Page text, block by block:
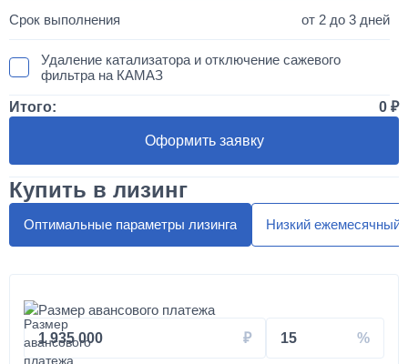
от 2 до 3 дней
Удаление катализатора и отключение сажевого
фильтра на КАМАЗ
50 000
Установка двухместного спальника с высокой крышей
Установка автоматической системы подкачки колес и
шин на вездеход КАМАЗ
Итого: 0
Оформить заявку
Купить в лизинг
Оптимальные параметры лизинга Низкий ежемесячный
Размер авансового платежа
1 935 000
15